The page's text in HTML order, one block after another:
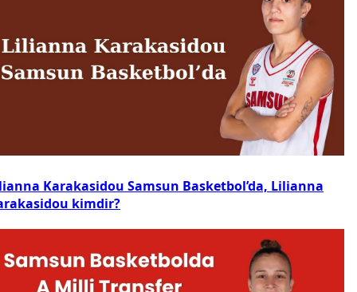
Karakasidou Samsun Basketbol’da, Lilianna
kimdir?